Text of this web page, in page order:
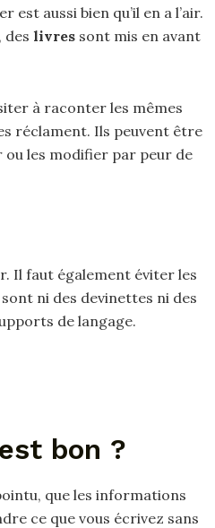
est aussi bien qu’il en a l’air.
des livres sont mis en avant
à raconter les mêmes
réclament. Ils peuvent être
ou les modifier par peur de
Il faut également éviter les
sont ni des devinettes ni des
de langage.
bon ?
que les informations
ce que vous écrivez sans